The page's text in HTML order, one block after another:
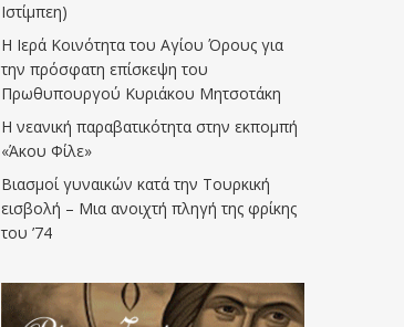
Ιστίμπεη)
Η Ιερά Κοινότητα του Αγίου Όρους για
την πρόσφατη επίσκεψη του
Πρωθυπουργού Κυριάκου Μητσοτάκη
Η νεανική παραβατικότητα στην εκπομπή
«Άκου Φίλε»
Βιασμοί γυναικών κατά την Τουρκική
εισβολή – Μια ανοιχτή πληγή της φρίκης
του ’74